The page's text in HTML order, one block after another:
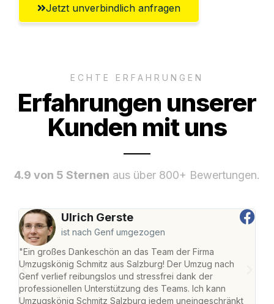
Jetzt unverbindlich anfragen
ECHTE ERFAHRUNGEN
Erfahrungen unserer
Kunden mit uns
4.9 von 5 Sternen aus über 800+ Bewertungen.
Ulrich Gerste
ist nach Genf umgezogen
"Ein großes Dankeschön an das Team der Firma
Umzugskönig Schmitz aus Salzburg! Der Umzug nach
Genf verlief reibungslos und stressfrei dank der
professionellen Unterstützung des Teams. Ich kann
Umzugskönig Schmitz Salzburg jedem uneingeschränkt